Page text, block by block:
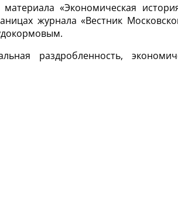
«Экономическая история
журнала «Вестник
раздробленность,